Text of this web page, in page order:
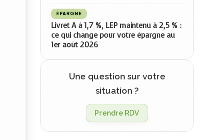
ÉPARGNE
Livret A à 1,7 %, LEP maintenu à 2,5 % :
ce qui change pour votre épargne au
1er août 2026
Une question sur votre
situation ?
Prendre RDV